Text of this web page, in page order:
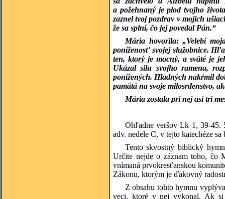
a požehnaný je plod tvojho
zaznel tvoj pozdrav v mojich
že sa splní, čo jej povedal Pán.“
Mária hovorila: „Velebí
poníženosť svojej služobnice.
ten, ktorý je mocný, a sväté je
Ukázal silu svojho ramena,
ponížených. Hladných nakŕmil
pamätá na svoje milosrdenstvo,
Mária zostala pri nej asi tri
Ohľadne veršov Lk 1, 39-45.
adv. nedele C, v tejto katechéze
Tento skvostný biblický
Určite nejde o záznam toho, čo
vnímaná prvokresťanskou
Zákonu, ktorým je ďakovný
Z obsahu tohto hymnu
veci, ktoré v nej vykonal. Ak si